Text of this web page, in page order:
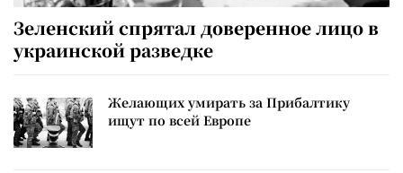
Зеленский спрятал доверенное лицо в
украинской разведке
Желающих умирать за Прибалтику
ищут по всей Европе